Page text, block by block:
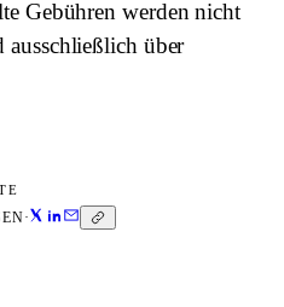
Gebühren werden nicht
ausschließlich über
·